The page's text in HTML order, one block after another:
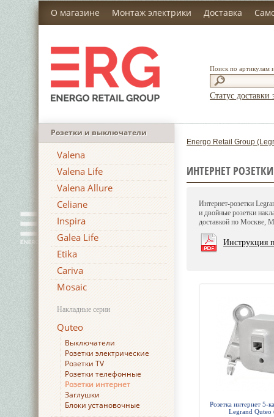
О магазине Монтаж электрики Доставка
Поиск по артикулам
Статус доставки
Розетки и выключатели
Valena
Valena Life
Valena Allure
Celiane
Inspira
Galea Life
Etika
Cariva
Mosaic
Накладные серии
Quteo
Выключатели
Розетки электрические
Розетки TV
Розетки телефонные
Розетки интернет
Заглушки
Блоки установочные
Energo Retail Group
ИНТЕРНЕТ РОЗЕТКИ
Интернет-розетки
и двойные розетки
доставкой по Москве,
Инструкция
Розетка интернет 5-
Legrand Quteo